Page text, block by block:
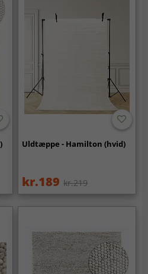
Uldtæppe - Hamilton (hvid)
kr.189 kr.219